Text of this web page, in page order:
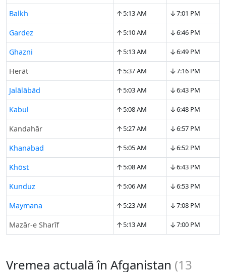
Balkh ↑5:13 AM ↓7:01 PM
Gardez ↑5:10 AM ↓6:46 PM
Ghazni ↑5:13 AM ↓6:49 PM
Herāt ↑5:37 AM ↓7:16 PM
Jalālābād ↑5:03 AM ↓6:43 PM
Kabul ↑5:08 AM ↓6:48 PM
Kandahār ↑5:27 AM ↓6:57 PM
Khanabad ↑5:05 AM ↓6:52 PM
Khōst ↑5:08 AM ↓6:43 PM
Kunduz ↑5:06 AM ↓6:53 PM
Maymana ↑5:23 AM ↓7:08 PM
Mazār-e Sharīf ↑5:13 AM ↓7:00 PM
Vremea actuală în Afganistan (13